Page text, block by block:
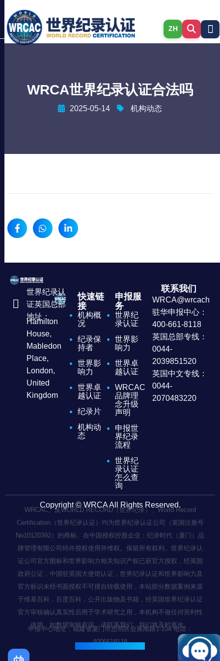
ZH
WRCA世界纪录认证合法吗
2025-05-14 机构动态
世界纪录认
证英国总部
地址：
Hamilton
House,
Mabledon
Place,
London,
United
Kingdom
快速链
接
机构概
况
纪录保
持者
世界影
响力
世界卓
越认证
纪录片
机构动
态
申报服
务
世界纪
录认证
世界影
响力
世界卓
越认证
WRCAC
品牌理
念升级
声明
申报世
界纪录
流程
世界纪
录认证
怎么查
询
联系我们
驻华申报中心：
400-661-8118
英国总部专线：
0044-
2039851520
英国中文专线：
0044-
2070483220
Copyright © WRCA All Rights Reserved.
WRCAC、及WORLD RECORD（世界纪录）、World Record
Certification（世界纪录认证）均为世界纪录认证公司（英国注册号
No10120392）的商标。在中国授权控股企业：纪录时代（厦门）品
牌管理有限公司特许授权使用并维权。保留所有权利。世界纪录认
证公司官方图标和世界影响力相关知识产权已获官方授权，经英国
政府公证，中国驻英国大使馆认证，世界纪录认证和世界影响力及
官方标识未经书面授权不可擅自转载使用，本站部分数据案例来源
于维基百科，百度百科，公开出版物及书籍，经英国世界纪录认证
官方审核确认真实性后用于学术研究之用，本机构不做任何营利性
使用，如数据审核有误，请联系我们，我们将及时更改。
申报中心地址：福建省厦门市思明区会展南路1-104 电话：
4006618118